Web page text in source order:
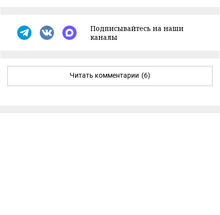
Подписывайтесь на наши
каналы
Читать комментарии (6)